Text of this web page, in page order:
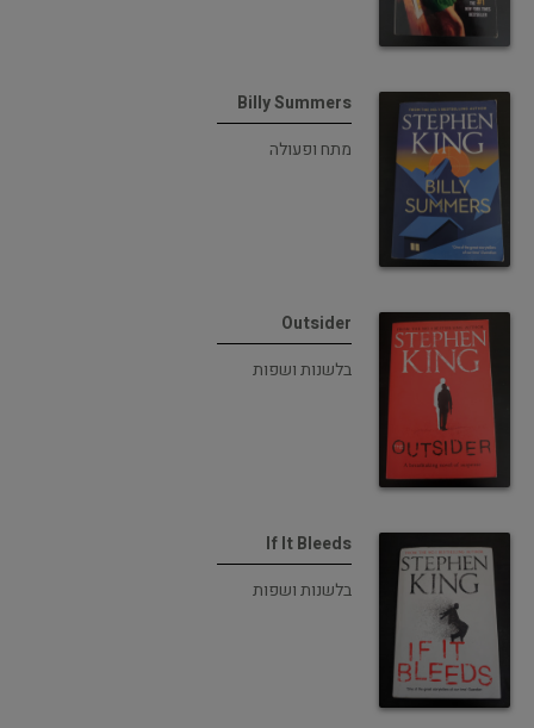
Billy Summers
מתח ופעולה
Outsider
בלשנות ושפות
If It Bleeds
בלשנות ושפות